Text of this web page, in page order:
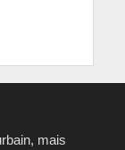
mais